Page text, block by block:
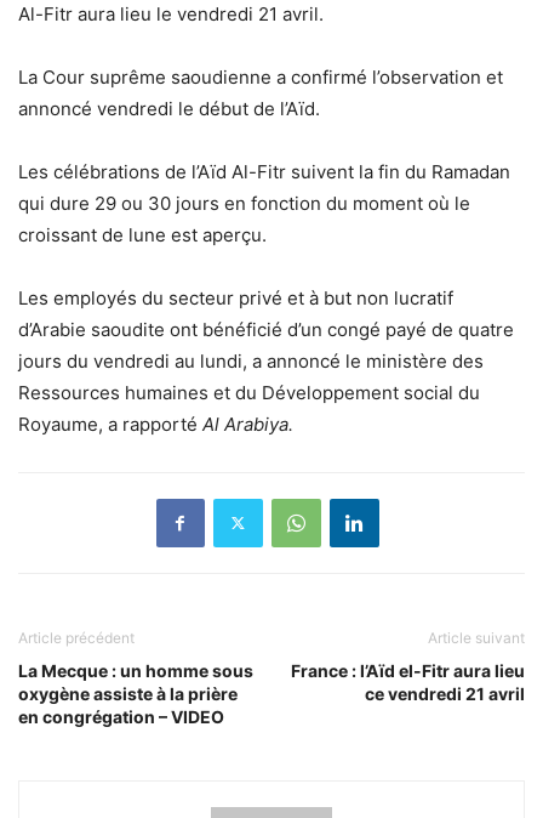
Al-Fitr aura lieu le vendredi 21 avril.
La Cour suprême saoudienne a confirmé l’observation et
annoncé vendredi le début de l’Aïd.
Les célébrations de l’Aïd Al-Fitr suivent la fin du Ramadan
qui dure 29 ou 30 jours en fonction du moment où le
croissant de lune est aperçu.
Les employés du secteur privé et à but non lucratif
d’Arabie saoudite ont bénéficié d’un congé payé de quatre
jours du vendredi au lundi, a annoncé le ministère des
Ressources humaines et du Développement social du
Royaume, a rapporté Al Arabiya.
Article précédent
La Mecque : un homme sous
oxygène assiste à la prière
en congrégation – VIDEO
Article suivant
France : l’Aïd el-Fitr aura lieu
ce vendredi 21 avril